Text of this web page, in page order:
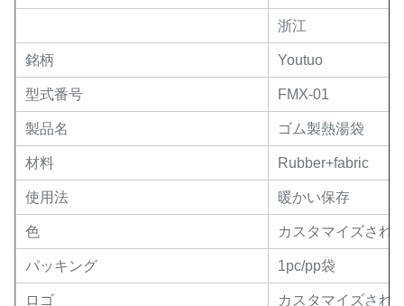
浙江
銘柄 Youtuo
型式番号 FMX-01
製品名 ゴム製熱湯袋
材料 Rubber+fabric
使用法 暖かい保存
色 カスタマイズされ
パッキング 1pc/pp袋
ロゴ カスタマイズされ